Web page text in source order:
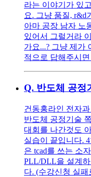
라는 이야기가 있
요. 그냥 품질, r&d
아마 공장 남자 노
있어서 그럴거라
가요...? 그냥 제가
적으로 답해주시
Q. 반도체 공정
건동홍라인 전자
반도체 공정기술
대회를 나간것도
실습이 끝입니다.
은 tcad를 쓰는 소
PLL/DLL을 설계
다. (수강신청 실